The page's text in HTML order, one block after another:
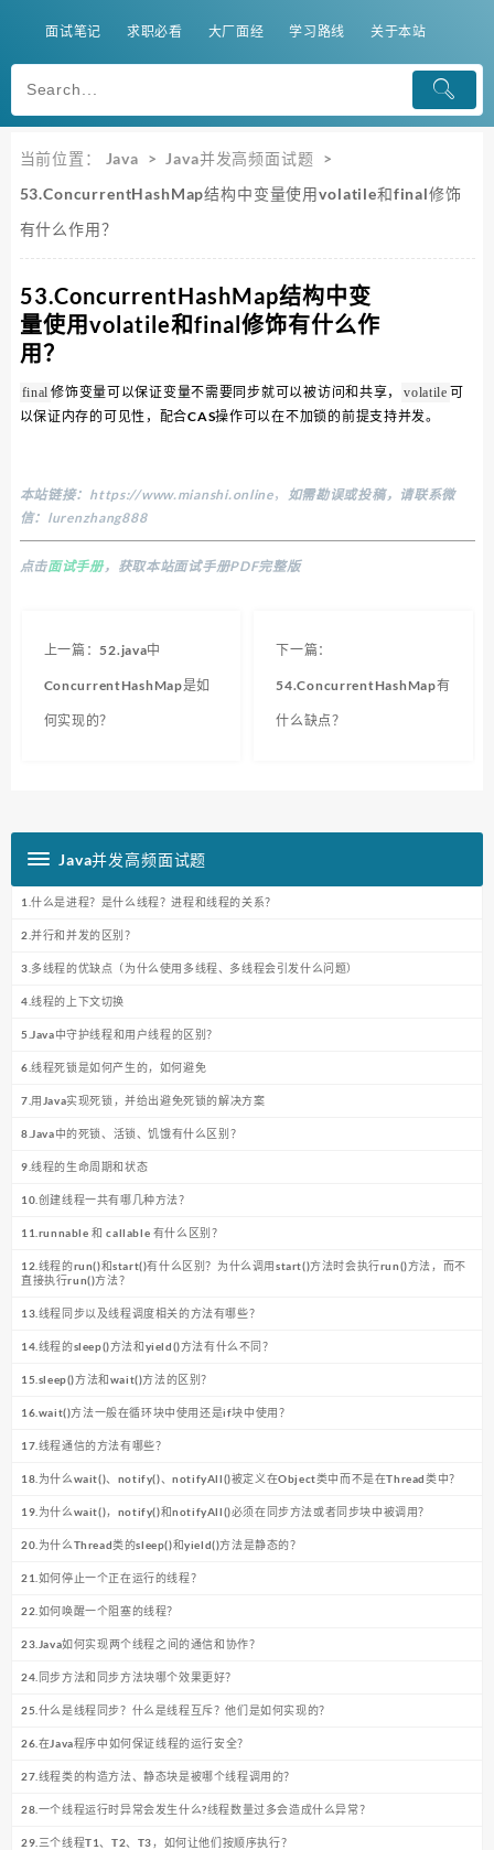
面试笔记 求职必看 大厂面经 学习路线 关于本站
当前位置： Java > Java并发高频面试题 >
53.ConcurrentHashMap结构中变量使用volatile和final修饰
有什么作用？
53.ConcurrentHashMap结构中变
量使用volatile和final修饰有什么作
用？
final 修饰变量可以保证变量不需要同步就可以被访问和共享， volatile 可
以保证内存的可见性，配合CAS操作可以在不加锁的前提支持并发。
本站链接： https://www.mianshi.online，
如需勘误或投稿，请联系微
信：lurenzhang888
点击面试手册，获取本站面试手册PDF完整版
上一篇：52.java中
ConcurrentHashMap是如
何实现的？
下一篇：
54.ConcurrentHashMap有
什么缺点？
Java并发高频面试题
1.什么是进程？是什么线程？进程和线程的关系？
2.并行和并发的区别？
3.多线程的优缺点（为什么使用多线程、多线程会引发什么问题）
4.线程的上下文切换
5.Java中守护线程和用户线程的区别？
6.线程死锁是如何产生的，如何避免
7.用Java实现死锁，并给出避免死锁的解决方案
8.Java中的死锁、活锁、饥饿有什么区别？
9.线程的生命周期和状态
10.创建线程一共有哪几种方法？
11.runnable 和 callable 有什么区别？
12.线程的run()和start()有什么区别？为什么调用start()方法时会执行run()方法，而不
直接执行run()方法？
13.线程同步以及线程调度相关的方法有哪些？
14.线程的sleep()方法和yield()方法有什么不同？
15.sleep()方法和wait()方法的区别？
16.wait()方法一般在循环块中使用还是if块中使用？
17.线程通信的方法有哪些？
18.为什么wait()、notify()、notifyAll()被定义在Object类中而不是在Thread类中？
19.为什么wait()，notify()和notifyAll()必须在同步方法或者同步块中被调用？
20.为什么Thread类的sleep()和yield()方法是静态的？
21.如何停止一个正在运行的线程？
22.如何唤醒一个阻塞的线程？
23.Java如何实现两个线程之间的通信和协作？
24.同步方法和同步方法块哪个效果更好？
25.什么是线程同步？什么是线程互斥？他们是如何实现的？
26.在Java程序中如何保证线程的运行安全？
27.线程类的构造方法、静态块是被哪个线程调用的？
28.一个线程运行时异常会发生什么?线程数量过多会造成什么异常？
29.三个线程T1、T2、T3，如何让他们按顺序执行？